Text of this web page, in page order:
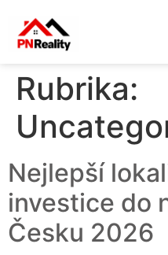
Rubrika:
Nejlepší
investice do
Česku 2026